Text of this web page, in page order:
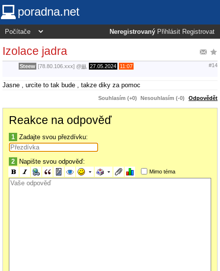
poradna.net
Neregistrovaný Přihlásit Registrovat
Izolace jadra
Steew [78.80.106.xxx] @jjj 27.05.2024 11:07 #14
Jasne , urcite to tak bude , takze diky za pomoc
Souhlasím (+0) Nesouhlasím (-0) Odpovědět
Reakce na odpověď
1 Zadajte svou přezdívku:
2 Napište svou odpověď:
Mimo téma